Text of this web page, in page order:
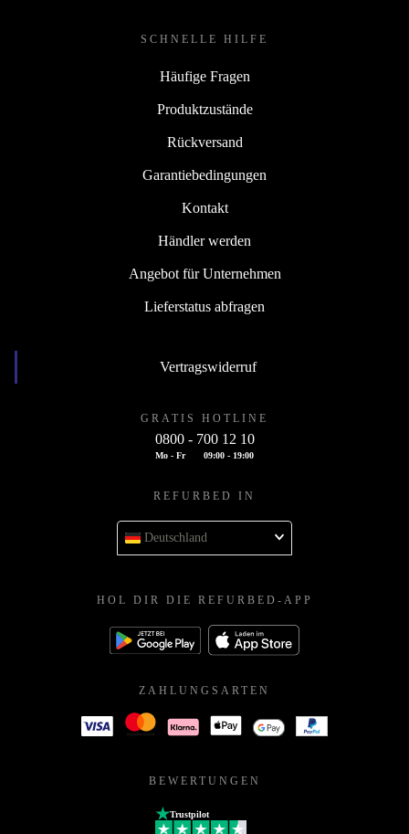
SCHNELLE HILFE
Häufige Fragen
Produktzustände
Rückversand
Garantiebedingungen
Kontakt
Händler werden
Angebot für Unternehmen
Lieferstatus abfragen
Vertragswiderruf
GRATIS HOTLINE
0800 - 700 12 10
Mo - Fr 09:00 - 19:00
REFURBED IN
Deutschland
HOL DIR DIE REFURBED-APP
ZAHLUNGSARTEN
BEWERTUNGEN
Trustpilot